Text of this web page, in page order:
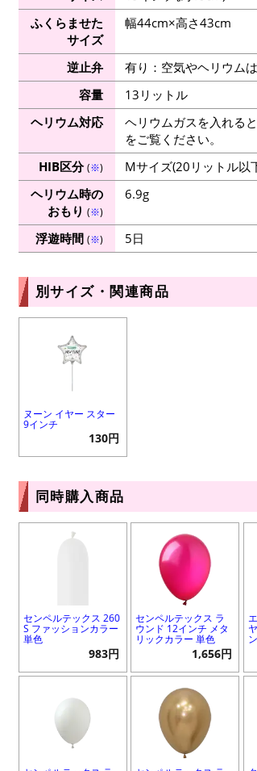
ふくらませた
サイズ
幅44cm×高さ43cm
逆止弁
有り：空気やヘリウム
容量
13リットル
ヘリウム対応
ヘリウムガスを入れる
をご覧ください。
HIB区分(※)
Mサイズ(20リットル以
ヘリウム時の
おもり (※)
6.9g
浮遊時間 (※) 5日
別サイズ・関連商品
ヌーン イヤー スター
9インチ
130円
同時購入商品
センペルテックス 260
S ファッションカラー
単色
983円
センペルテックス ラ
ウンド 12インチ メタ
リックカラー 単色
1,656円